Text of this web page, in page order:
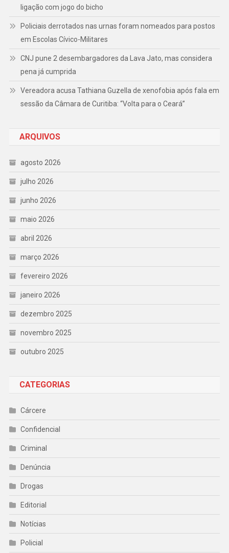
ligação com jogo do bicho
Policiais derrotados nas urnas foram nomeados para postos
em Escolas Cívico-Militares
CNJ pune 2 desembargadores da Lava Jato, mas considera
pena já cumprida
Vereadora acusa Tathiana Guzella de xenofobia após fala em
sessão da Câmara de Curitiba: “Volta para o Ceará”
ARQUIVOS
agosto 2026
julho 2026
junho 2026
maio 2026
abril 2026
março 2026
fevereiro 2026
janeiro 2026
dezembro 2025
novembro 2025
outubro 2025
CATEGORIAS
Cárcere
Confidencial
Criminal
Denúncia
Drogas
Editorial
Notícias
Policial